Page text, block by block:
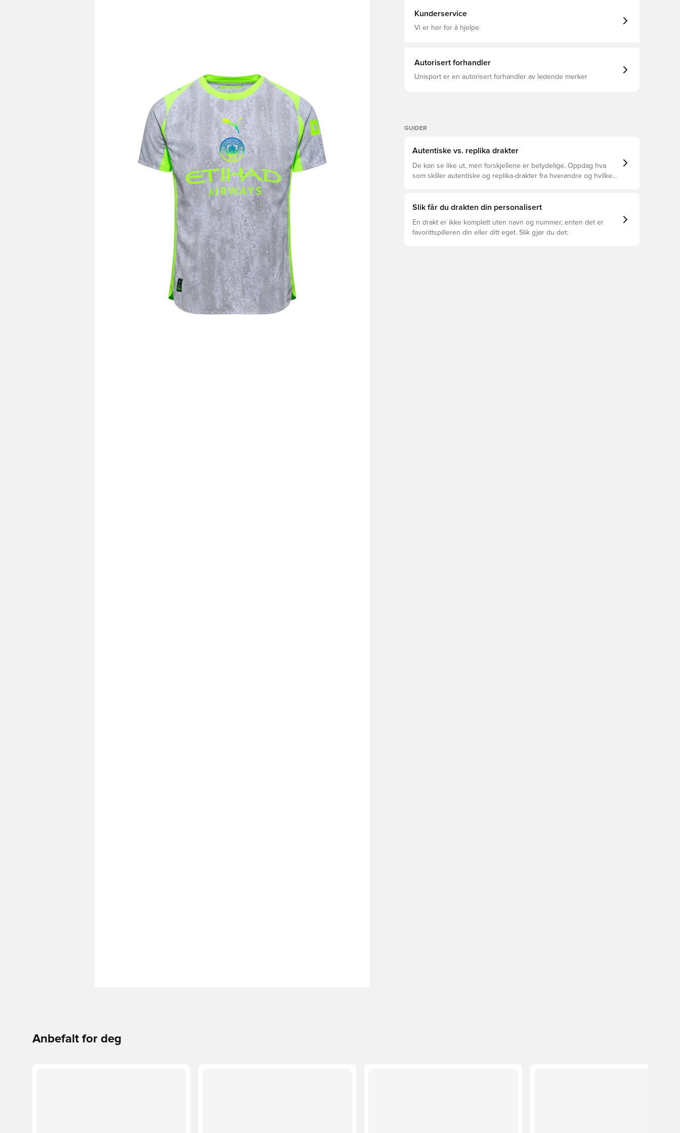
ytelsesmaterialene sørger for komfort hele dagen, enten du
Manchester stopper ikke regnet spillet - det gir drivstoff til det. Ta
holdes tørr, komfortabel og fokusert Samme design som spillerne
bruker Vanlig passform Laget av 100% polyester.
Kunderservice
Vi er her for å hjelpe
Autorisert forhandler
Unisport er en autorisert forhandler av ledende merker
GUIDER
Autentiske vs. replika drakter
De kan se like ut, men forskjellene er betydelige. Oppdag hva
som skiller autentiske og replika-drakter fra hverandre og hvilken
Slik får du drakten din personalisert
En drakt er ikke komplett uten navn og nummer, enten det er
favorittspilleren din eller ditt eget. Slik gjør du det:
Anbefalt for deg